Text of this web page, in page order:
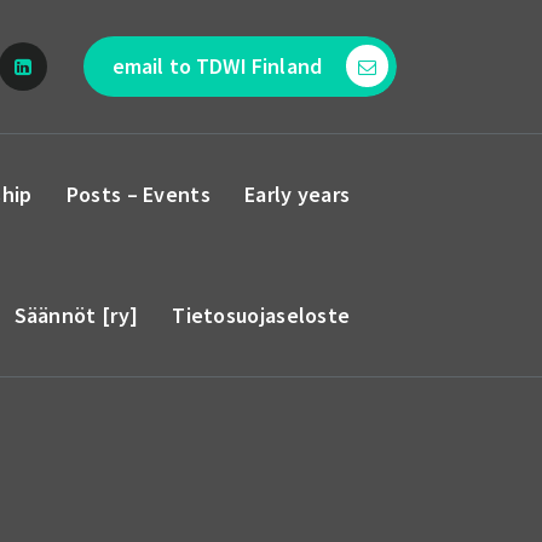
email to TDWI Finland
Posts – Events Early years
Säännöt [ry] Tietosuojaseloste